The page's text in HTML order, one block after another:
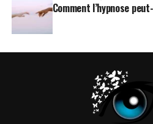
Comment l’hypnose